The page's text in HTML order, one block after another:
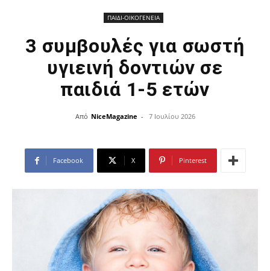
ΠΑΙΔΙ-ΟΙΚΟΓΕΝΕΙΑ
3 συμβουλές για σωστή
υγιεινή δοντιών σε
παιδιά 1-5 ετών
Από NiceMagazine - 7 Ιουλίου 2026
Facebook X Pinterest